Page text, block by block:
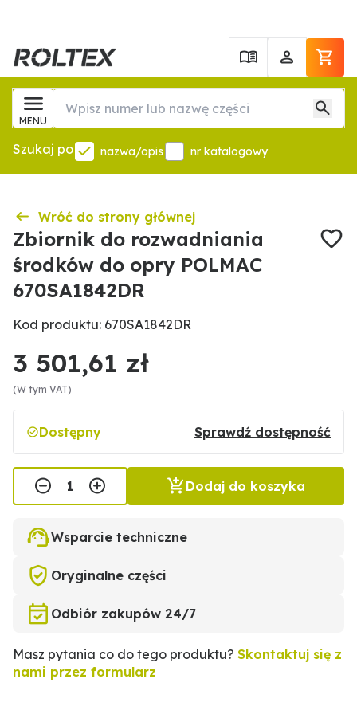
MENU
Szukaj po nazwa/opis nr katalogowy
Wróć do strony głównej
Zbiornik do rozwadniania
środków do opry POLMAC
670SA1842DR
Kod produktu: 670SA1842DR
3 501,61 zł
(W tym VAT)
Dostępny Sprawdź dostępność
Dodaj do koszyka
Wsparcie techniczne
Oryginalne części
Odbiór zakupów 24/7
Masz pytania co do tego produktu? Skontaktuj się z
nami przez formularz